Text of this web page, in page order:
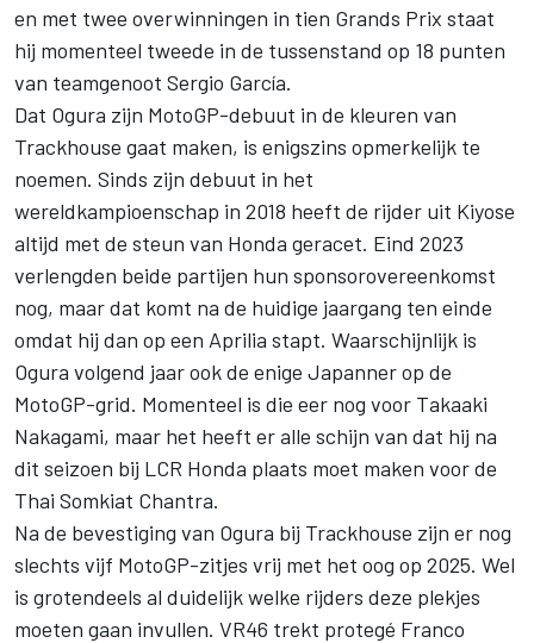
en met twee overwinningen in tien Grands Prix staat
hij momenteel tweede in de tussenstand op 18 punten
van teamgenoot Sergio García.
Dat Ogura zijn MotoGP-debuut in de kleuren van
Trackhouse gaat maken, is enigszins opmerkelijk te
noemen. Sinds zijn debuut in het
wereldkampioenschap in 2018 heeft de rijder uit Kiyose
altijd met de steun van Honda geracet. Eind 2023
verlengden beide partijen hun sponsorovereenkomst
nog, maar dat komt na de huidige jaargang ten einde
omdat hij dan op een Aprilia stapt. Waarschijnlijk is
Ogura volgend jaar ook de enige Japanner op de
MotoGP-grid. Momenteel is die eer nog voor Takaaki
Nakagami, maar het heeft er alle schijn van dat hij na
dit seizoen bij LCR Honda plaats moet maken voor de
Thai Somkiat Chantra.
Na de bevestiging van Ogura bij Trackhouse zijn er nog
slechts vijf MotoGP-zitjes vrij met het oog op 2025. Wel
is grotendeels al duidelijk welke rijders deze plekjes
moeten gaan invullen. VR46 trekt protegé Franco